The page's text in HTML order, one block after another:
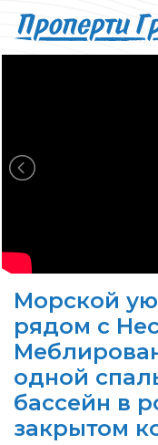
Морской
рядом с
одной
бассейн в
закрытом